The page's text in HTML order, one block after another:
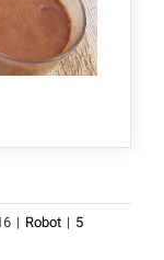
| Robot | 5